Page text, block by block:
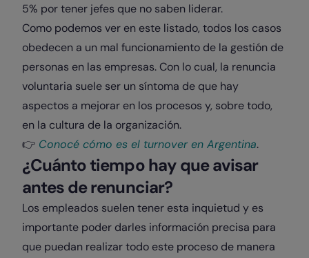
5% por tener jefes que no saben liderar.
Como podemos ver en este listado, todos los casos
obedecen a un mal funcionamiento de la gestión de
personas en las empresas. Con lo cual, la renuncia
voluntaria suele ser un síntoma de que hay
aspectos a mejorar en los procesos y, sobre todo,
en la cultura de la organización.
👉​ Conocé cómo es el turnover en Argentina.
¿Cuánto tiempo hay que avisar
antes de renunciar?
Los empleados suelen tener esta inquietud y es
importante poder darles información precisa para
que puedan realizar todo este proceso de manera